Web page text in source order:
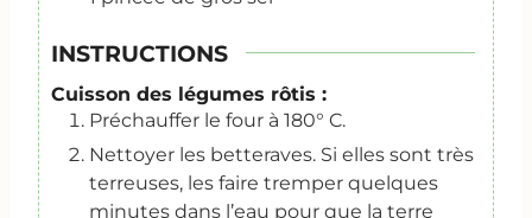
INSTRUCTIONS
Cuisson des légumes rôtis :
Préchauffer le four à 180° C.
Nettoyer les betteraves. Si elles sont très
terreuses, les faire tremper quelques
minutes dans l’eau pour que la terre